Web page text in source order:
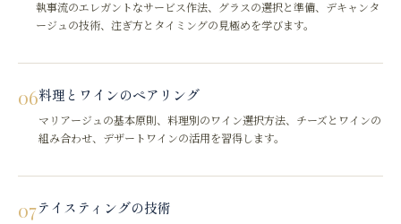
執事流のエレガントなサービス作法、グラスの選択と準備、デキャンタ
ージュの技術、注ぎ方とタイミングの見極めを学びます。
06料理とワインのペアリング
マリアージュの基本原則、料理別のワイン選択方法、チーズとワインの
組み合わせ、デザートワインの活用を習得します。
07テイスティングの技術